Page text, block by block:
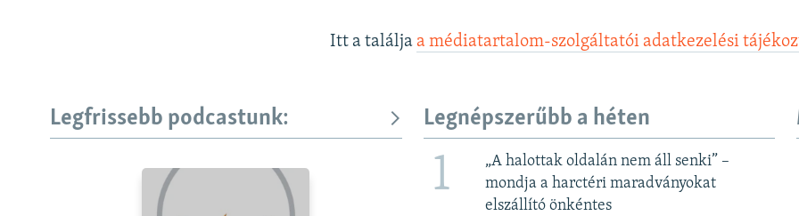
Itt a találja a médiatartalom-szolgáltatói adatkezelési
Legfrissebb podcastunk: Legnépszerűbb a héten
1
„A halottak oldalán nem áll senki” –
mondja a harctéri maradványokat
elszállító önkéntes